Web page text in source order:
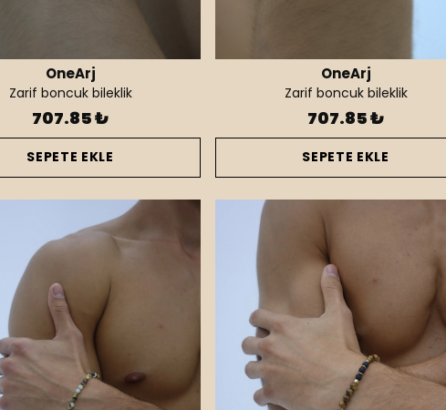
OneArj
Zarif boncuk bileklik
707.85 ₺
SEPETE EKLE
OneArj
Zarif boncuk bileklik
707.85 ₺
SEPETE EKLE